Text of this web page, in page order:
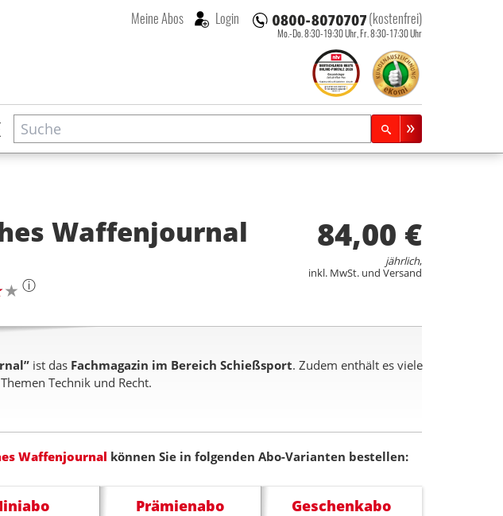
(kostenfrei)
Mo.-Do. 8:30-19:30 Uhr, Fr. 8:30-17:30 Uhr
Meine Abos Login
Suche
Zeitschriftensuche
Waffenjournal
ⓘ
84,00 €
jährlich,
inkl. MwSt. und Versand
ist das Fachmagazin im Bereich Schießsport. Zudem enthält es viele
Technik und Recht.
Waffenjournal können Sie in folgenden Abo-Varianten bestellen:
Prämienabo Geschenkabo